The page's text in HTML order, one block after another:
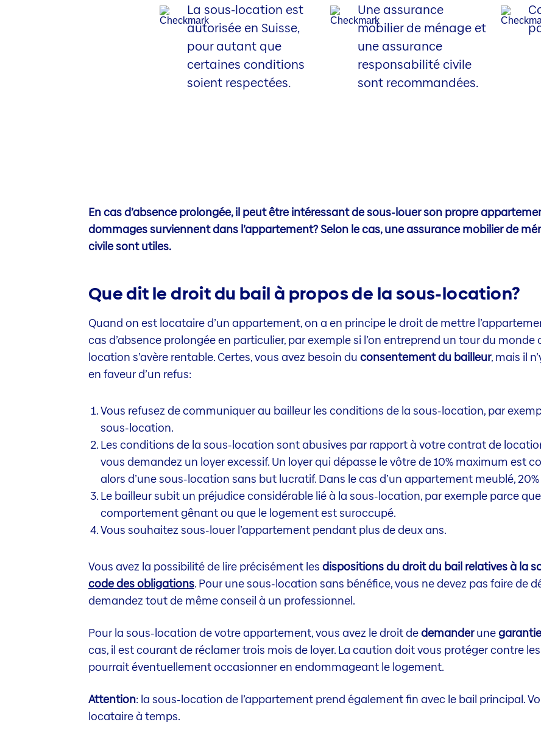
La sous-location est
autorisée en Suisse,
pour autant que
certaines conditions
soient respectées.
Une assurance
mobilier de ménage et
une assurance
responsabilité civile
sont recommandées.
En cas d’absence prolongée, il peut être intéressant de sous-louer son propre
dommages surviennent dans l’appartement? Selon le cas, une assurance mobilier de
civile sont utiles.
Que dit le droit du bail à propos de la sous-location?
Quand on est locataire d’un appartement, on a en principe le droit de mettre
cas d’absence prolongée en particulier, par exemple si l’on entreprend un tour du monde
location s’avère rentable. Certes, vous avez besoin du consentement du bailleur, mais il
en faveur d’un refus:
Vous refusez de communiquer au bailleur les conditions de la sous-location, par
sous-location.
Les conditions de la sous-location sont abusives par rapport à votre contrat de
vous demandez un loyer excessif. Un loyer qui dépasse le vôtre de 10% maximum est
alors d’une sous-location sans but lucratif. Dans le cas d’un appartement meublé,
Le bailleur subit un préjudice considérable lié à la sous-location, par exemple parce
comportement gênant ou que le logement est suroccupé.
Vous souhaitez sous-louer l’appartement pendant plus de deux ans.
Vous avez la possibilité de lire précisément les dispositions du droit du bail relatives à la
code des obligations. Pour une sous-location sans bénéfice, vous ne devez pas faire de
demandez tout de même conseil à un professionnel.
Pour la sous-location de votre appartement, vous avez le droit dedemanderune
cas, il est courant de réclamer trois mois de loyer. La caution doit vous protéger contre
pourrait éventuellement occasionner en endommageant le logement.
Attention: la sous-location de l’appartement prend également fin avec le bail principal.
locataire à temps.